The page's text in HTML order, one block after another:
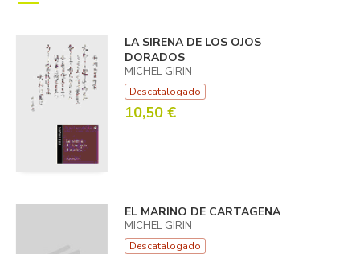
LA SIRENA DE LOS OJOS
DORADOS
MICHEL GIRIN
Descatalogado
10,50 €
EL MARINO DE CARTAGENA
MICHEL GIRIN
Descatalogado